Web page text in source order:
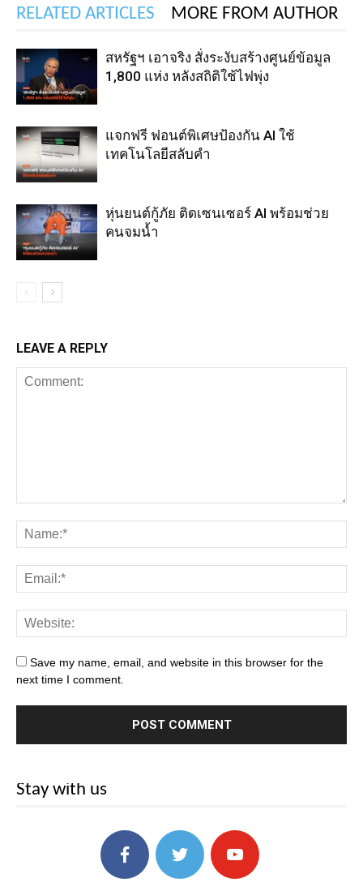
RELATED ARTICLES MORE FROM AUTHOR
สหรัฐฯ เอาจริง สั่งระงับสร้างศูนย์ข้อมูล
1,800 แห่ง หลังสถิติใช้ไฟพุ่ง
แจกฟรี ฟอนต์พิเศษป้องกัน AI ใช้
เทคโนโลยีสลับคำ
หุ่นยนต์กู้ภัย ติดเซนเซอร์ AI พร้อมช่วย
คนจมน้ำ
LEAVE A REPLY
Save my name, email, and website in this browser for the
next time I comment.
Stay with us